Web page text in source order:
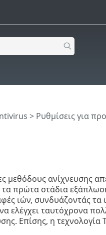
> Ρυθμίσεις για
μεθόδους ανίχνευσης
πρώτα στάδια
ιών, συνδυάζοντάς
ταυτόχρονα
Επίσης, η τεχνολογία